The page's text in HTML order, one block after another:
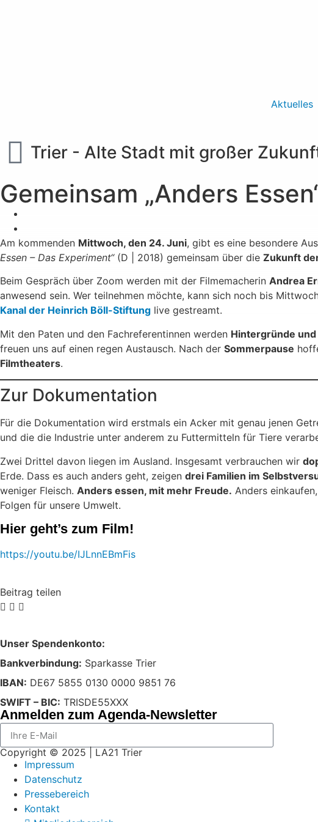
Aktuelles
Trier - Alte Stadt mit großer
Gemeinsam „Anders
Am kommenden Mittwoch, den 24. Juni, gibt es eine besondere
Essen – Das Experiment“(D | 2018) gemeinsam über die Zukunft
Beim Gespräch über Zoom werden mit der Filmemacherin Andrea
anwesend sein. Wer teilnehmen möchte, kann sich noch bis
Kanal der Heinrich Böll-Stiftung live gestreamt.
Mit den Paten und den Fachreferentinnen werden Hintergründe
freuen uns auf einen regen Austausch. Nach der Sommerpause
Filmtheaters.
Zur Dokumentation
Für die Dokumentation wird erstmals ein Acker mit genau jenen
und die die Industrie unter anderem zu Futtermitteln für Tiere
Zwei Drittel davon liegen im Ausland. Insgesamt verbrauchen wir
Erde. Dass es auch anders geht, zeigen drei Familien im
weniger Fleisch. Anders essen, mit mehr Freude. Anders
Folgen für unsere Umwelt.
Hier geht’s zum Film!
https://youtu.be/IJLnnEBmFis
Beitrag teilen
Unser Spendenkonto:
Bankverbindung: Sparkasse Trier
IBAN: DE67 5855 0130 0000 9851 76
SWIFT – BIC: TRISDE55XXX
Anmelden zum Agenda-Newsletter
Copyright © 2025 | LA21 Trier
Impressum
Datenschutz
Pressebereich
Kontakt